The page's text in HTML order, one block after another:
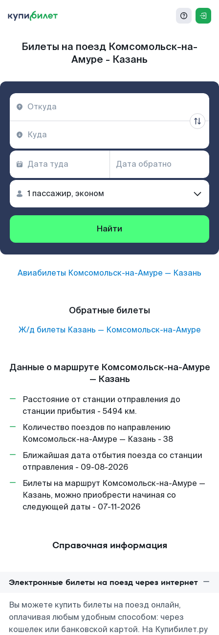
Билеты на поезд Комсомольск-на-
Амуре - Казань
Найти
Авиабилеты Комсомольск-на-Амуре — Казань
Обратные билеты
Ж/д билеты Казань — Комсомольск-на-Амуре
Данные о маршруте Комсомольск-на-Амуре
— Казань
Расстояние от станции отправления до
станции прибытия - 5494 км.
Количество поездов по направлению
Комсомольск-на-Амуре — Казань - 38
Ближайшая дата отбытия поезда со станции
отправления - 09-08-2026
Билеты на маршрут Комсомольск-на-Амуре —
Казань, можно приобрести начиная со
следующей даты - 07-11-2026
Справочная информация
Электронные билеты на поезд через интернет
Вы можете купить билеты на поезд онлайн,
оплачивая любым удобным способом: через
кошелек или банковской картой. На Купибилет.ру